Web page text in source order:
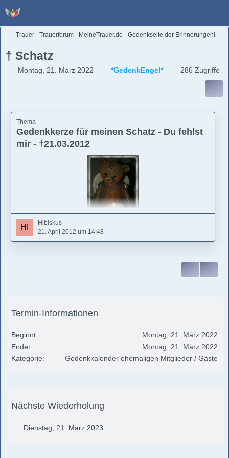
Trauer - Trauerforum - MeineTrauer.de - Gedenkseite der Erinnerungen!
† Schatz
Montag, 21. März 2022 *GedenkEngel* 286 Zugriffe
Thema
Gedenkkerze für meinen Schatz - Du fehlst
mir - †21.03.2012
Mein geliebter Schatz!
plötzlich verlassen hast. Ich will das einfach immer noch
Hibiskus
21. April 2012 um 14:48
Termin-Informationen
Beginnt
Montag, 21. März 2022
Endet
Montag, 21. März 2022
Kategorie
Gedenkkalender ehemaligen Mitglieder / Gäste
Nächste Wiederholung
Dienstag, 21. März 2023